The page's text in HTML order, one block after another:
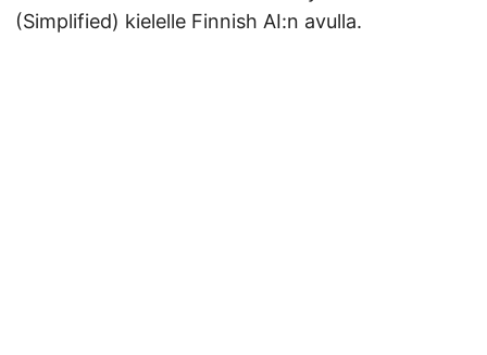
(Simplified) kielelle Finnish AI:n avulla.